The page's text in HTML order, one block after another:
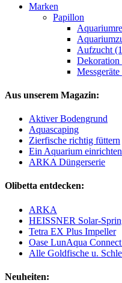
Marken
Papillon
Aufzucht
Dekoration
Aus unserem Magazin:
Aktiver Bodengrund
Aquascaping
Zierfische richtig füttern
Ein Aquarium einrichten
ARKA Düngerserie
Olibetta entdecken:
ARKA
HEISSNER Solar-
Tetra EX Plus Impeller
Oase LunAqua
Alle Goldfische u.
Neuheiten: